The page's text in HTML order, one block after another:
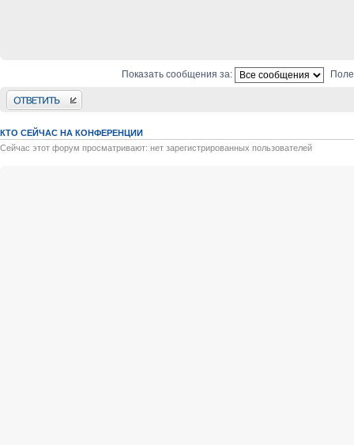
Показать сообщения за:
Ответить
КТО СЕЙЧАС НА КОНФЕРЕНЦИИ
Сейчас этот форум просматривают: нет зарегистрированных пользователей